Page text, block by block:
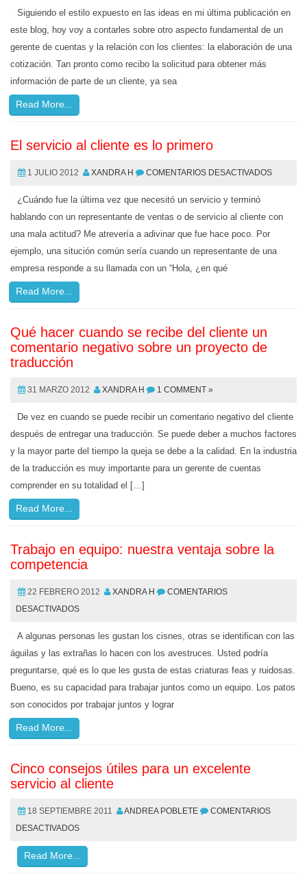
Siguiendo el estilo expuesto en las ideas en mi última publicación en
este blog, hoy voy a contarles sobre otro aspecto fundamental de un
gerente de cuentas y la relación con los clientes: la elaboración de una
cotización. Tan pronto como recibo la solicitud para obtener más
información de parte de un cliente, ya sea
Read More...
El servicio al cliente es lo primero
1 JULIO 2012 XANDRA H COMENTARIOS DESACTIVADOS
¿Cuándo fue la última vez que necesitó un servicio y terminó
hablando con un representante de ventas o de servicio al cliente con
una mala actitud? Me atrevería a adivinar que fue hace poco. Por
ejemplo, una situción común sería cuando un representante de una
empresa responde a su llamada con un “Hola, ¿en qué
Read More...
Qué hacer cuando se recibe del cliente un
comentario negativo sobre un proyecto de
traducción
31 MARZO 2012 XANDRA H 1 COMMENT »
De vez en cuando se puede recibir un comentario negativo del cliente
después de entregar una traducción. Se puede deber a muchos factores
y la mayor parte del tiempo la queja se debe a la calidad. En la industria
de la traducción es muy importante para un gerente de cuentas
comprender en su totalidad el […]
Read More...
Trabajo en equipo: nuestra ventaja sobre la
competencia
22 FEBRERO 2012 XANDRA H
COMENTARIOS
DESACTIVADOS
A algunas personas les gustan los cisnes, otras se identifican con las
águilas y las extrañas lo hacen con los avestruces. Usted podría
preguntarse, qué es lo que les gusta de estas criaturas feas y ruidosas.
Bueno, es su capacidad para trabajar juntos como un equipo. Los patos
son conocidos por trabajar juntos y lograr
Read More...
Cinco consejos útiles para un excelente
servicio al cliente
18 SEPTIEMBRE 2011 ANDREA POBLETE
COMENTARIOS
DESACTIVADOS
Read More...